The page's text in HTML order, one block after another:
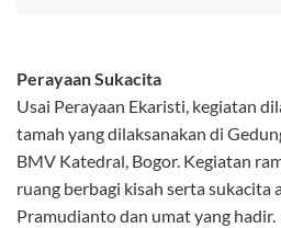
Perayaan Sukacita
Usai Perayaan Ekaristi, kegiatan
tamah yang dilaksanakan di
BMV Katedral, Bogor. Kegiatan
ruang berbagi kisah serta sukacita
Pramudianto dan umat yang hadir.